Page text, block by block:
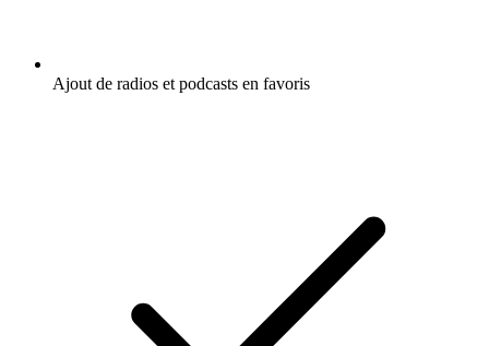
Ajout de radios et podcasts en favoris